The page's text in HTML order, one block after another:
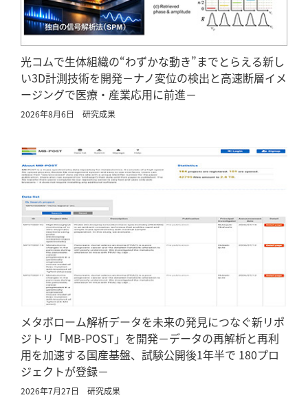
光コムで生体組織の“わずかな動き”までとらえる新し
い3D計測技術を開発－ナノ変位の検出と高速断層イメ
ージングで医療・産業応用に前進－
2026年8月6日 研究成果
メタボローム解析データを未来の発見につなぐ新リポ
ジトリ「MB-POST」を開発－データの再解析と再利
用を加速する国産基盤、試験公開後1年半で 180プロ
ジェクトが登録－
2026年7月27日 研究成果